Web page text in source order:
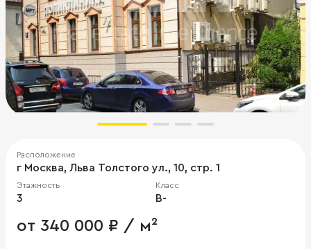
Расположение
г Москва, Льва Толстого ул., 10, стр. 1
Этажность
3
Класс
B-
от 340 000 ₽ / м²